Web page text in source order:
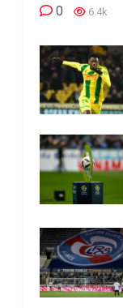
0 6.4k